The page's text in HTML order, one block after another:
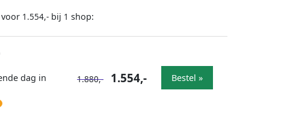
voor 1.554,- bij 1 shop:
dag in
1.880,- 1.554,- Bestel »